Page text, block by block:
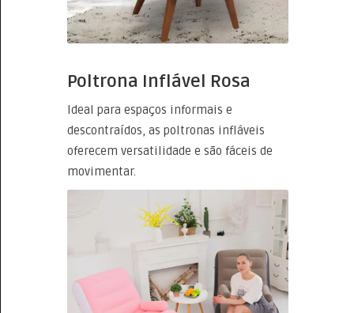
Poltrona Inflável Rosa
Ideal para espaços informais e
descontraídos, as poltronas infláveis
oferecem versatilidade e são fáceis de
movimentar.